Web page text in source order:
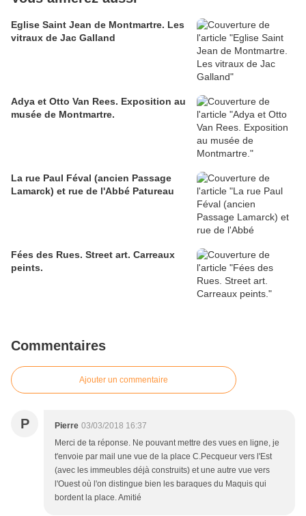
Eglise Saint Jean de Montmartre. Les
vitraux de Jac Galland
Adya et Otto Van Rees. Exposition au
musée de Montmartre.
La rue Paul Féval (ancien Passage
Lamarck) et rue de l'Abbé Patureau
Fées des Rues. Street art. Carreaux
peints.
Commentaires
Ajouter un commentaire
P Pierre 03/03/2018 16:37
Merci de ta réponse. Ne pouvant mettre des vues en ligne, je
t'envoie par mail une vue de la place C.Pecqueur vers l'Est
(avec les immeubles déjà construits) et une autre vue vers
l'Ouest où l'on distingue bien les baraques du Maquis qui
bordent la place. Amitié